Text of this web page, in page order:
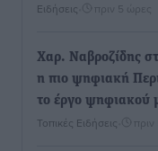
Ειδήσεις πριν 5 ώρες
Χαρ. Ναβροζίδης
η πιο ψηφιακή
το έργο ψηφιακού
Τοπικές Ειδήσεις πριν